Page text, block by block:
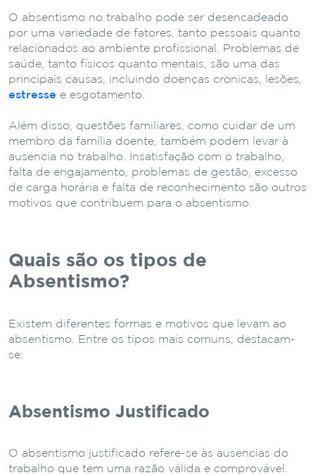
O absentismo no trabalho pode ser desencadeado
por uma variedade de fatores, tanto pessoais quanto
relacionados ao ambiente profissional. Problemas de
saúde, tanto físicos quanto mentais, são uma das
principais causas, incluindo doenças crônicas, lesões,
estresse e esgotamento.
Além disso, questões familiares, como cuidar de um
membro da família doente, também podem levar à
ausência no trabalho. Insatisfação com o trabalho,
falta de engajamento, problemas de gestão, excesso
de carga horária e falta de reconhecimento são outros
motivos que contribuem para o absentismo.
Quais são os tipos de
Absentismo?
Existem diferentes formas e motivos que levam ao
absentismo. Entre os tipos mais comuns, destacam-
se:
Absentismo Justificado
O absentismo justificado refere-se às ausências do
trabalho que têm uma razão válida e comprovável.